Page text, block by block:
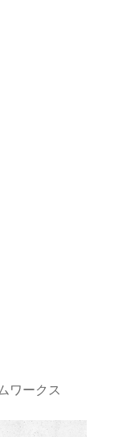
ワークス